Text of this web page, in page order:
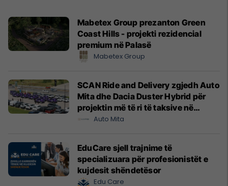
Mabetex Group prezanton Green
Coast Hills - projekti rezidencial
premium në Palasë
Mabetex Group
SCAN Ride and Delivery zgjedh Auto
Mita dhe Dacia Duster Hybrid për
projektin më të ri të taksive në
Prishtinë
Auto Mita
EduCare sjell trajnime të
specializuara për profesionistët e
kujdesit shëndetësor
Edu Care